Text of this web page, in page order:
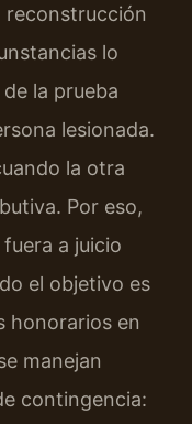
reconstrucción
lo
la prueba
lesionada.
la otra
Por eso,
a juicio
el objetivo es
honorarios en
manejan
contingencia: